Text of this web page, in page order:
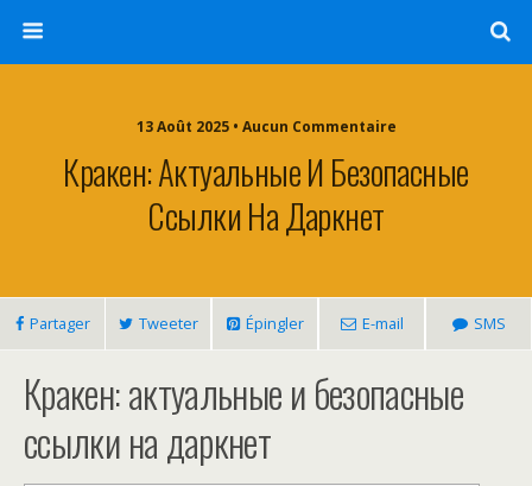
13 Août 2025 • Aucun Commentaire
Кракен: Актуальные И Безопасные
Ссылки На Даркнет
Partager Tweeter Épingler E-mail SMS
Кракен: актуальные и безопасные
ссылки на даркнет